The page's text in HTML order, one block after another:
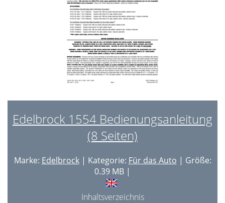
Edelbrock 1554 Bedienungsanleitung
(8 Seiten)
Marke: Edelbrock| Kategorie: Für das Auto | Größe:
0.39 MB |
Inhaltsverzeichnis